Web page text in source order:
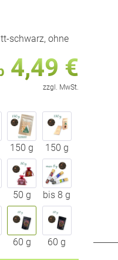
schwarz, ohne
4,49 €
zzgl. MwSt.
150 g 150 g
50 g bis 8 g
60 g 60 g